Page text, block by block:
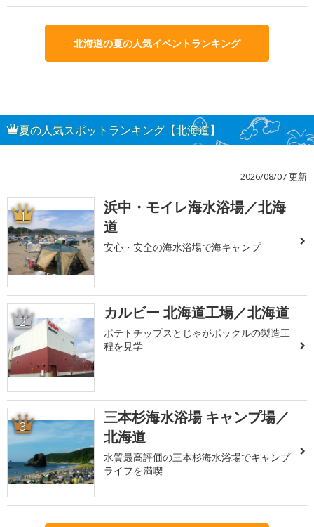
北海道の夏の人気イベントランキング
夏の人気スポットランキング【北海道】
2026/08/07 更新
1
浜中・モイレ海水浴場／北海
道
安心・安全の海水浴場で海キャンプ
2 カルビー 北海道工場／北海道
ポテトチップスとじゃがポックルの製造工
程を見学
3
三本杉海水浴場 キャンプ場／
北海道
水質最高評価の三本杉海水浴場でキャンプ
ライフを満喫